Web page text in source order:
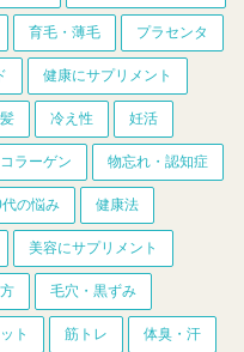
育毛・薄毛 プラセンタ
健康にサプリメント
冷え性 妊活
コラーゲン 物忘れ・認知症
の悩み 健康法
美容にサプリメント
毛穴・黒ずみ
ト 筋トレ 体臭・汗